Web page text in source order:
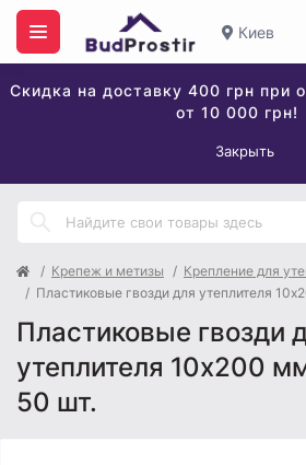
Киев
Скидка на доставку 400 грн при
от 10 000 грн!
Закрыть
Крепеж и метизы
Крепление для
Пластиковые гвозди для утеплителя
Пластиковые гвозди
утеплителя 10x200
50 шт.